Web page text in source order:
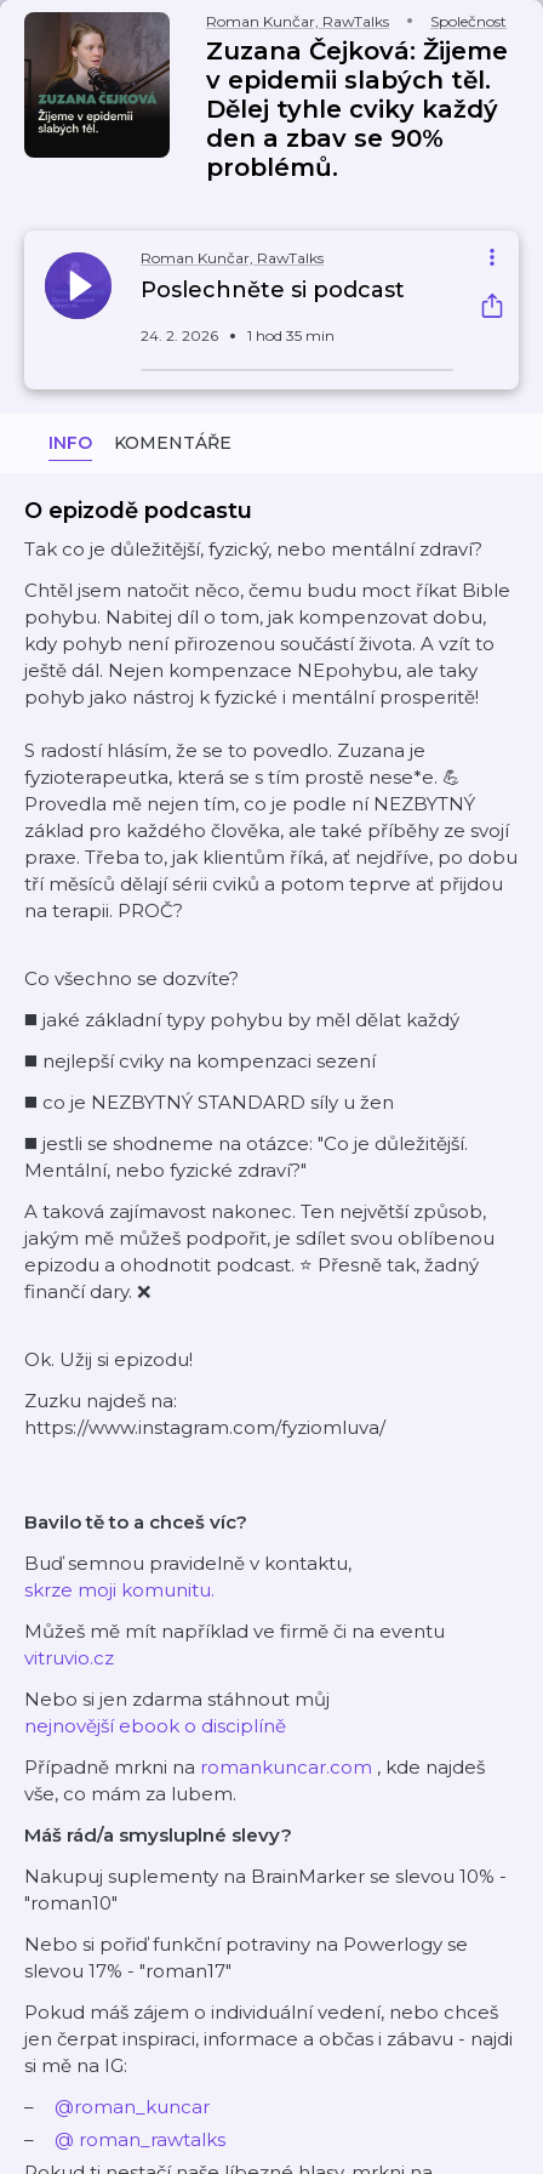
Roman Kunčar, RawTalks Společnost
Zuzana Čejková: Žijeme
v epidemii slabých těl.
Dělej tyhle cviky každý
den a zbav se 90%
problémů.
Roman Kunčar, RawTalks
Poslechněte si podcast
24. 2. 2026 1 hod 35 min
INFO KOMENTÁŘE
O epizodě podcastu
Tak co je důležitější, fyzický, nebo mentální zdraví?
Chtěl jsem natočit něco, čemu budu moct říkat Bible
pohybu. Nabitej díl o tom, jak kompenzovat dobu,
kdy pohyb není přirozenou součástí života. A vzít to
ještě dál. Nejen kompenzace NEpohybu, ale taky
pohyb jako nástroj k fyzické i mentální prosperitě!
S radostí hlásím, že se to povedlo. Zuzana je
fyzioterapeutka, která se s tím prostě nese*e. 💪
Provedla mě nejen tím, co je podle ní NEZBYTNÝ
základ pro každého člověka, ale také příběhy ze svojí
praxe. Třeba to, jak klientům říká, ať nejdříve, po dobu
tří měsíců dělají sérii cviků a potom teprve ať přijdou
na terapii. PROČ?
Co všechno se dozvíte?
◼️ jaké základní typy pohybu by měl dělat každý
◼️ nejlepší cviky na kompenzaci sezení
◼️ co je NEZBYTNÝ STANDARD síly u žen
◼️ jestli se shodneme na otázce: "Co je důležitější.
Mentální, nebo fyzické zdraví?"
A taková zajímavost nakonec. Ten největší způsob,
jakým mě můžeš podpořit, je sdílet svou oblíbenou
epizodu a ohodnotit podcast. ⭐ Přesně tak, žadný
finančí dary. ❌
Ok. Užij si epizodu!
Zuzku najdeš na:
https://www.instagram.com/fyziomluva/
Bavilo tě to a chceš víc?
Buď semnou pravidelně v kontaktu,
skrze moji komunitu.
Můžeš mě mít například ve firmě či na eventu
vitruvio.cz
Nebo si jen zdarma stáhnout můj
nejnovější ebook o disciplíně
Případně mrkni na romankuncar.com , kde najdeš
vše, co mám za lubem.
Máš rád/a smysluplné slevy?
Nakupuj suplementy na BrainMarker se slevou 10% -
"roman10"
Nebo si pořiď funkční potraviny na Powerlogy se
slevou 17% - "roman17"
Pokud máš zájem o individuální vedení, nebo chceš
jen čerpat inspiraci, informace a občas i zábavu - najdi
si mě na IG:
@roman_kuncar
@ roman_rawtalks